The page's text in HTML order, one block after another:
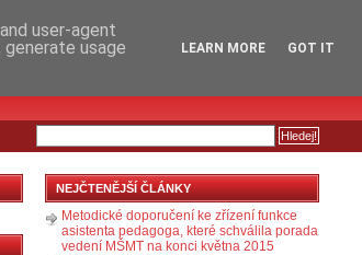
NEJČTENĚJŠÍ ČLÁNKY
Metodické doporučení ke zřízení funkce
asistenta pedagoga, které schválila porada
vedení MŠMT na konci května 2015
user-agent
usage
LEARN MORE GOT IT